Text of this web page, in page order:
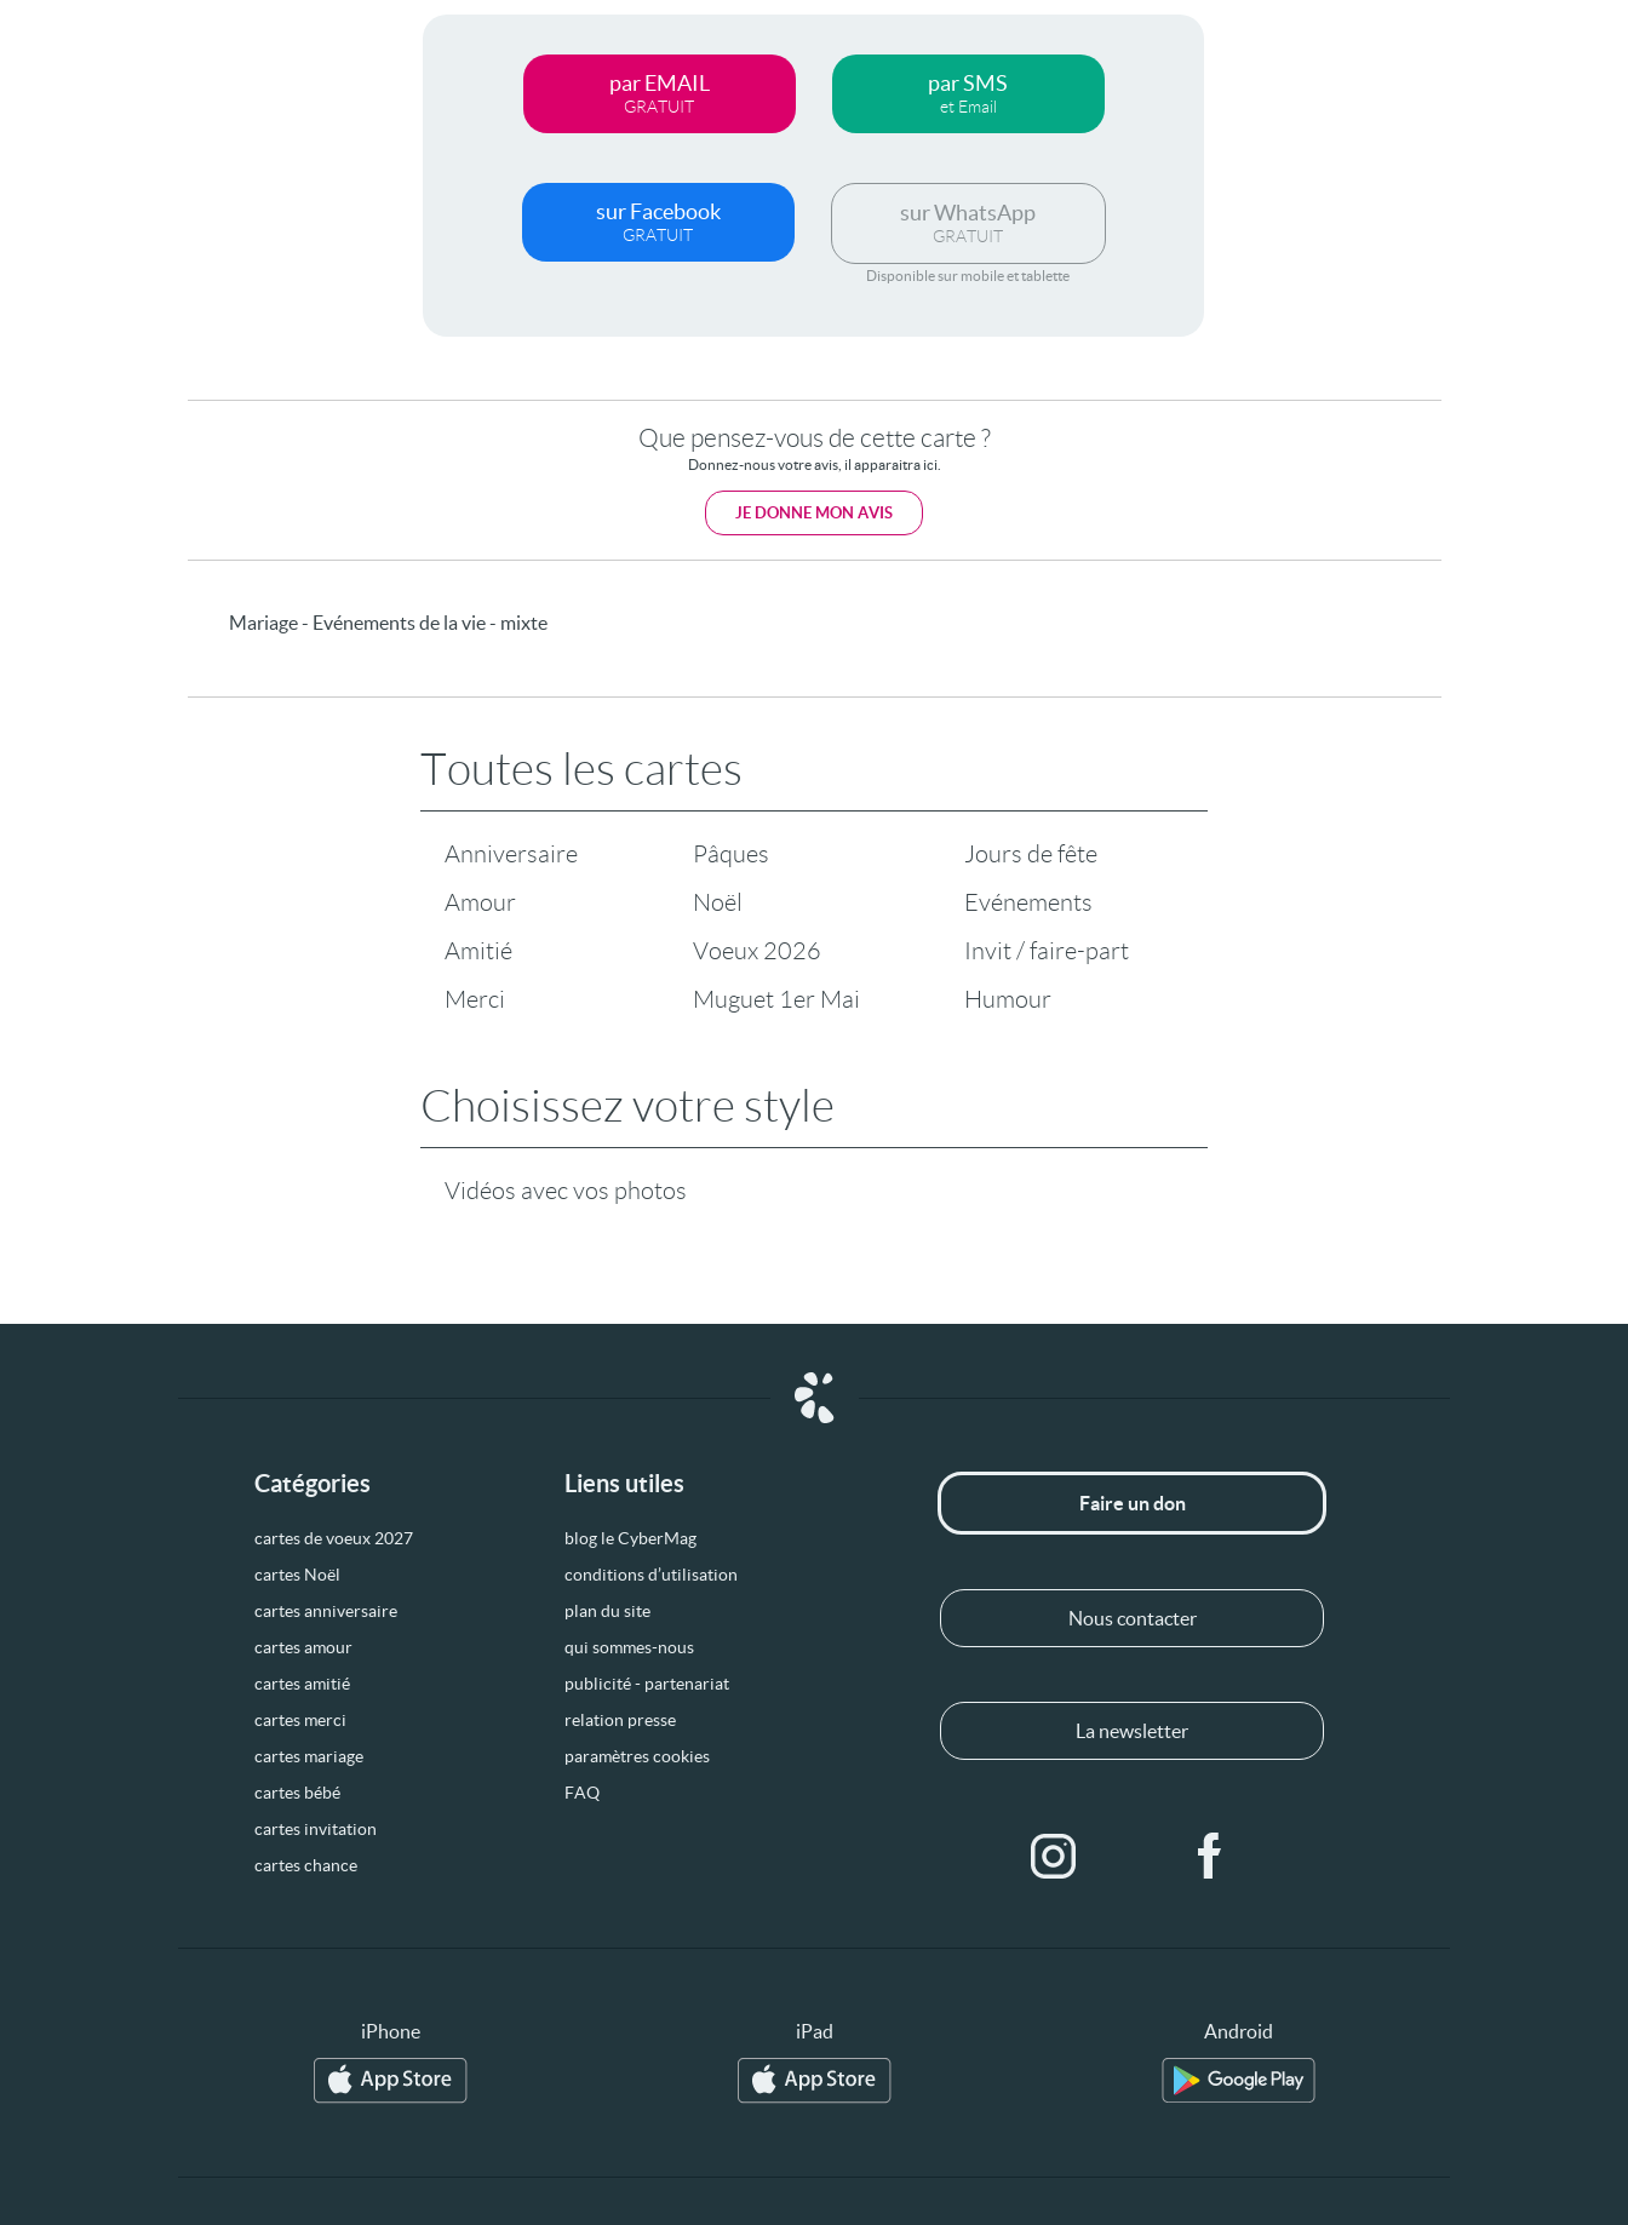
par EMAIL
GRATUIT
par SMS
et Email
sur Facebook
GRATUIT
sur WhatsApp
GRATUIT
Disponible sur mobile et tablette
Que pensez-vous de cette carte ?
Donnez-nous votre avis, il apparaitra ici.
JE DONNE MON AVIS
Mariage - Evénements de la vie - mixte
Toutes les cartes
Anniversaire
Amour
Amitié
Merci
Pâques
Noël
Voeux 2026
Muguet 1er Mai
Jours de fête
Evénements
Invit / faire-part
Humour
Choisissez votre style
Vidéos avec vos photos
Catégories
cartes de voeux 2027
cartes Noël
cartes anniversaire
cartes amour
cartes amitié
cartes merci
cartes mariage
cartes bébé
cartes invitation
cartes chance
Liens utiles
blog le CyberMag
conditions d’utilisation
plan du site
qui sommes-nous
publicité - partenariat
relation presse
paramètres cookies
FAQ
Faire un don
Nous contacter
La newsletter
iPhone iPad Android